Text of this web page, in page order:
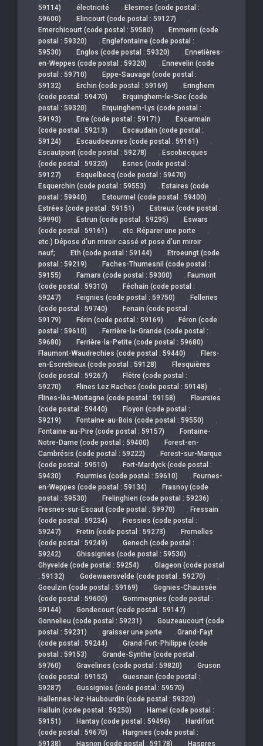
59114)
, électricité , Elesmes (code postal :
59600)
, Elincourt (code postal : 59127) ,
Emerchicourt (code postal : 59580) , Emmerin (code
postal : 59320)
, Englefontaine (code postal :
59530)
, Englos (code postal : 59320) , Ennetières-
en-Weppes (code postal : 59320)
, Ennevelin (code
postal : 59710)
, Eppe-Sauvage (code postal :
59132)
, Erchin (code postal : 59169) , Eringhem
(code postal : 59470)
, Erquinghem-le-Sec (code
postal : 59320)
, Erquinghem-Lys (code postal :
59193)
, Erre (code postal : 59171) , Escarmain
(code postal : 59213)
, Escaudain (code postal :
59124)
, Escaudoeuvres (code postal : 59161) ,
Escautpont (code postal : 59278) , Escobecques
(code postal : 59320)
, Esnes (code postal :
59127)
, Esquelbecq (code postal : 59470) ,
Esquerchin (code postal : 59553) , Estaires (code
postal : 59940)
, Estourmel (code postal : 59400) ,
Estrées (code postal : 59151) , Estreux (code postal :
59990)
, Estrun (code postal : 59295) , Eswars
(code postal : 59161)
, etc. Réparer une porte ,
etc.) Dépose d'un miroir cassé et pose d'un miroir
neuf;
, Eth (code postal : 59144) , Etroeungt (code
postal : 59219)
, Faches-Thumesnil (code postal :
59155)
, Famars (code postal : 59300) , Faumont
(code postal : 59310)
, Féchain (code postal :
59247)
, Feignies (code postal : 59750) , Felleries
(code postal : 59740)
, Fenain (code postal :
59179)
, Férin (code postal : 59169) , Féron (code
postal : 59610)
, Ferrière-la-Grande (code postal :
59680)
, Ferrière-la-Petite (code postal : 59680) ,
Flaumont-Waudrechies (code postal : 59440) , Flers-
en-Escrebieux (code postal : 59128)
, Flesquières
(code postal : 59267)
, Flêtre (code postal :
59270)
, Flines Lez Raches (code postal : 59148) ,
Flines-lès-Mortagne (code postal : 59158) , Floursies
(code postal : 59440)
, Floyon (code postal :
59219)
, Fontaine-au-Bois (code postal : 59550) ,
Fontaine-au-Pire (code postal : 59157) , Fontaine-
Notre-Dame (code postal : 59400)
, Forest-en-
Cambrésis (code postal : 59222)
, Forest-sur-Marque
(code postal : 59510)
, Fort-Mardyck (code postal :
59430)
, Fourmies (code postal : 59610) , Fournes-
en-Weppes (code postal : 59134)
, Frasnoy (code
postal : 59530)
, Frelinghien (code postal : 59236) ,
Fresnes-sur-Escaut (code postal : 59970) , Fressain
(code postal : 59234)
, Fressies (code postal :
59247)
, Fretin (code postal : 59273) , Fromelles
(code postal : 59249)
, Genech (code postal :
59242)
, Ghissignies (code postal : 59530) ,
Ghyvelde (code postal : 59254) , Glageon (code postal
: 59132)
, Godewaersvelde (code postal : 59270) ,
Goeulzin (code postal : 59169) , Gognies-Chaussée
(code postal : 59600)
, Gommegnies (code postal :
59144)
, Gondecourt (code postal : 59147) ,
Gonnelieu (code postal : 59231) , Gouzeaucourt (code
postal : 59231)
, graisser une porte , Grand-Fayt
(code postal : 59244)
, Grand-Fort-Philippe (code
postal : 59153)
, Grande-Synthe (code postal :
59760)
, Gravelines (code postal : 59820) , Gruson
(code postal : 59152)
, Guesnain (code postal :
59287)
, Gussignies (code postal : 59570) ,
Hallennes-lez-Haubourdin (code postal : 59320) ,
Halluin (code postal : 59250) , Hamel (code postal :
59151)
, Hantay (code postal : 59496) , Hardifort
(code postal : 59670)
, Hargnies (code postal :
59138)
, Hasnon (code postal : 59178) , Haspres